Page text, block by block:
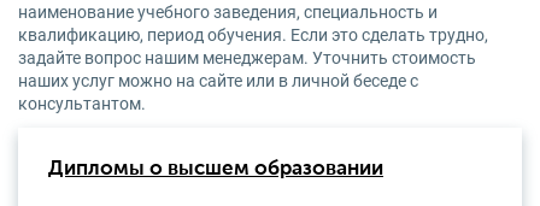
наименование учебного заведения, специальность и
квалификацию, период обучения. Если это сделать трудно,
задайте вопрос нашим менеджерам. Уточнить стоимость
наших услуг можно на сайте или в личной беседе с
консультантом.
Дипломы о высшем образовании